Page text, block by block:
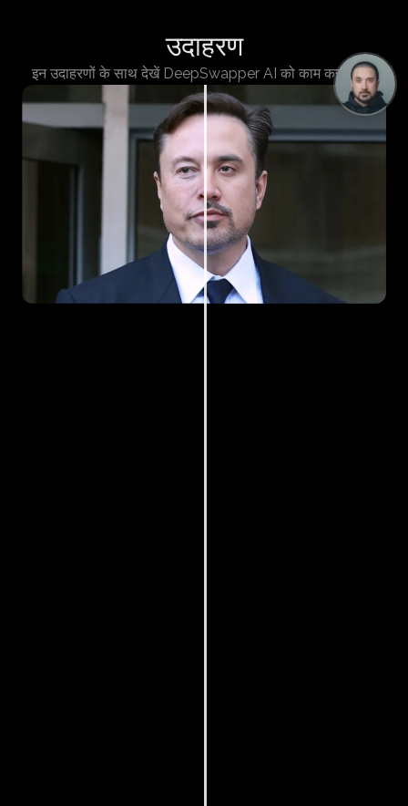
उदाहरण
इन उदाहरणों के साथ देखें DeepSwapper AI को काम करते हुए।